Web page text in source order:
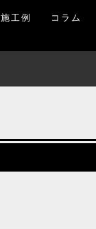
施工例 コラム